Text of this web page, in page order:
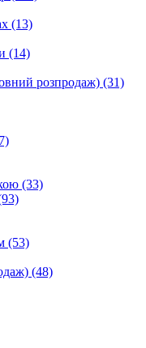
(13)
(14)
розпродаж) (31)
(33)
(53)
(48)